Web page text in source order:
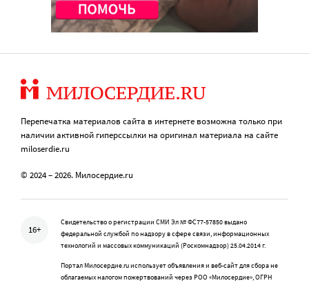
Перепечатка материалов сайта в интернете возможна только при
наличии активной гиперссылки на оригинал материала на сайте
miloserdie.ru
© 2024 – 2026. Милосердие.ru
16+
Свидетельство о регистрации СМИ Эл № ФС77-57850 выдано
федеральной службой по надзору в сфере связи, информационных
технологий и массовых коммуникаций (Роскомнадзор) 25.04.2014 г.
Портал Милосердие.ru использует объявления и веб-сайт для сбора не
облагаемых налогом пожертвований через РОО «Милосердие», ОГРН